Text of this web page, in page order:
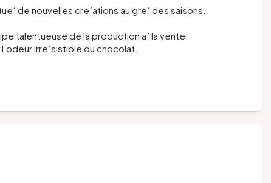
de nouvelles cre´ations au gre´ des saisons.
talentueuse de la production a` la vente.
irre´sistible du chocolat.